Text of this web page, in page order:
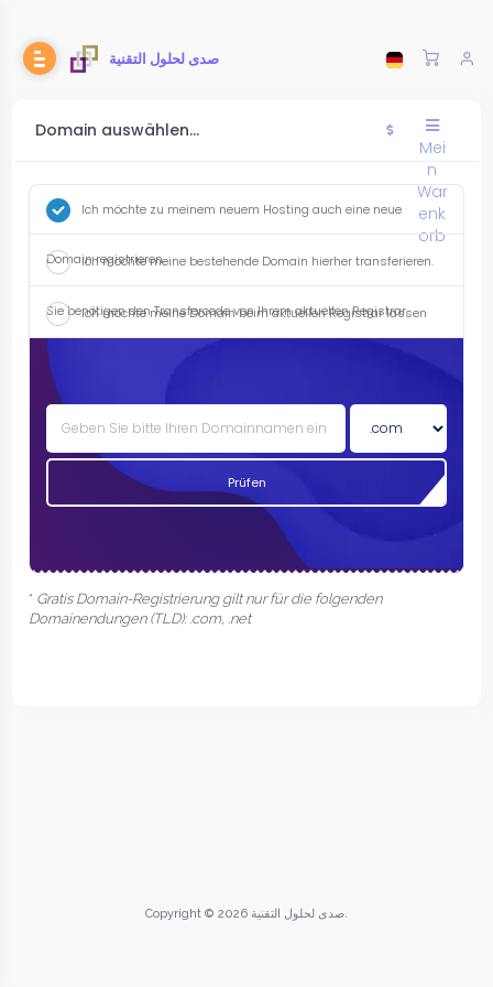
صدى لحلول التقنية
Domain auswählen...
Mei
n
War
enk
orb
Ich möchte zu meinem neuem Hosting auch eine neue
Domain registrieren.
Ich möchte meine bestehende Domain hierher transferieren.
Sie benötigen den Transfercode von Ihrem aktuellen Registrar.
Ich möchte meine Domain beim aktuellen Registrar lassen
und die Nameserver selber anspassen.
Prüfen
* Gratis Domain-Registrierung gilt nur für die folgenden
Domainendungen (TLD): .com, .net
Copyright © 2026 صدى لحلول التقنية.